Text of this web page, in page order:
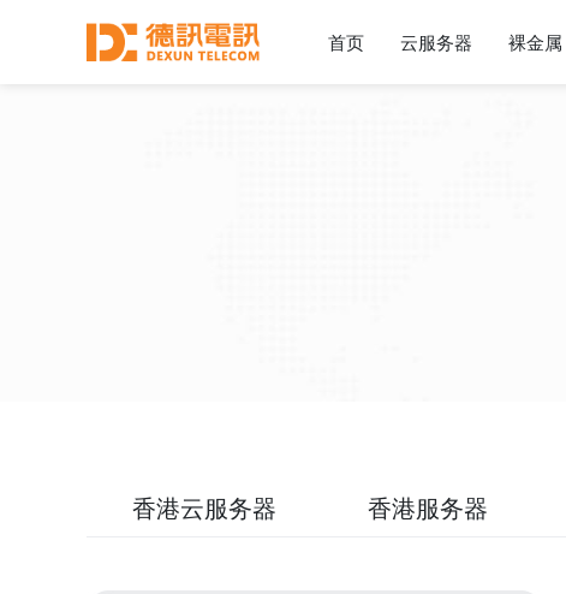
首页 云服务器 裸金属
香港云服务器 香港服务器